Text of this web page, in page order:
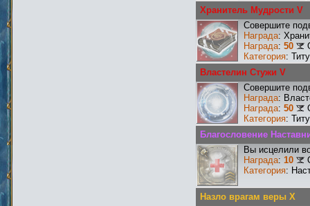
Хранитель Мудрости V
Совершите
Награда:
Награда: 50
Категория:
Властелин Стужи V
Совершите
Награда:
Награда: 50
Категория:
Благословение
Вы исцелили
Награда: 10
Категория:
Назло врагам веры X